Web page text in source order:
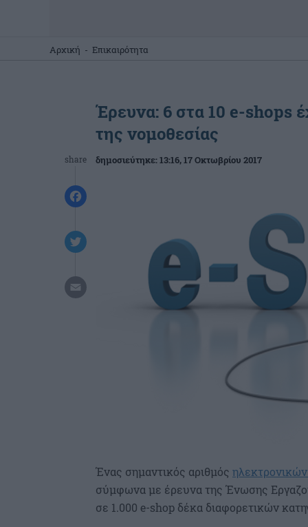
Αρχική - Επικαιρότητα
share
Έρευνα: 6 στα 10 e-shops
της νομοθεσίας
δημοσιεύτηκε:13:16, 17 Οκτωβρίου 2017
Ένας σημαντικός αριθμός
σύμφωνα με έρευνα της Ένωσης
σε 1.000 e-shop δέκα διαφορετικών